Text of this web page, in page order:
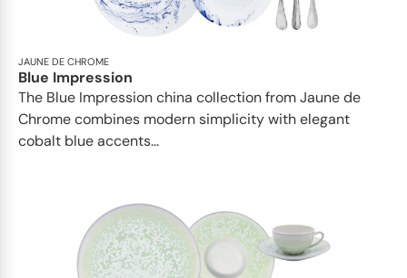
JAUNE DE CHROME
Blue Impression
The Blue Impression china collection from Jaune de
Chrome combines modern simplicity with elegant
cobalt blue accents...